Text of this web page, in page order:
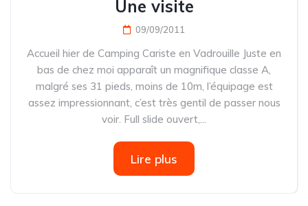
Une visite
09/09/2011
Accueil hier de Camping Cariste en Vadrouille Juste en
bas de chez moi apparaît un magnifique classe A,
malgré ses 31 pieds, moins de 10m, l’équipage est
assez impressionnant, c’est très gentil de passer nous
voir. Full slide ouvert,...
Lire plus